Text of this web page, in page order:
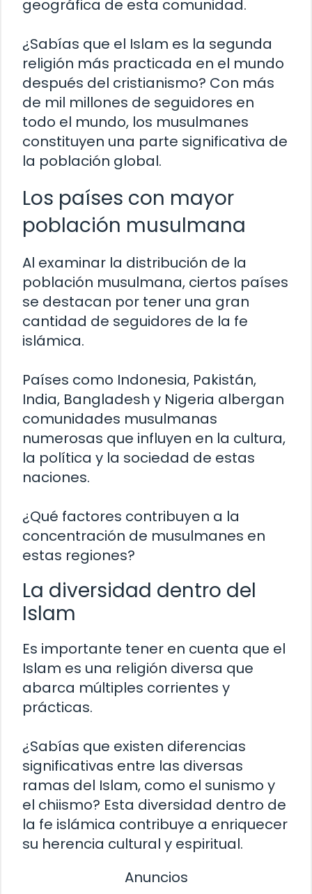
geográfica de esta comunidad.
¿Sabías que el Islam es la segunda
religión más practicada en el mundo
después del cristianismo? Con más
de mil millones de seguidores en
todo el mundo, los musulmanes
constituyen una parte significativa de
la población global.
Los países con mayor
población musulmana
Al examinar la distribución de la
población musulmana, ciertos países
se destacan por tener una gran
cantidad de seguidores de la fe
islámica.
Países como Indonesia, Pakistán,
India, Bangladesh y Nigeria albergan
comunidades musulmanas
numerosas que influyen en la cultura,
la política y la sociedad de estas
naciones.
¿Qué factores contribuyen a la
concentración de musulmanes en
estas regiones?
La diversidad dentro del
Islam
Es importante tener en cuenta que el
Islam es una religión diversa que
abarca múltiples corrientes y
prácticas.
¿Sabías que existen diferencias
significativas entre las diversas
ramas del Islam, como el sunismo y
el chiismo? Esta diversidad dentro de
la fe islámica contribuye a enriquecer
su herencia cultural y espiritual.
Anuncios